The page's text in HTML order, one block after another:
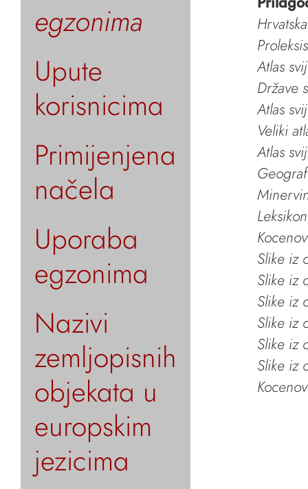
egzonima
Upute
korisnicima
Primijenjena
načela
Uporaba
egzonima
Nazivi
zemljopisnih
objekata u
europskim
jezicima
Atlas
Države
Atlas
Veliki
Atlas
Slike iz
Slike iz
Slike iz
Slike iz
Slike iz
Slike iz